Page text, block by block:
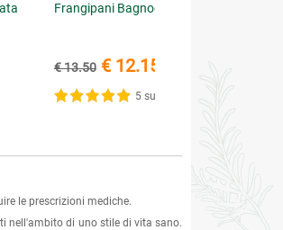
Frangipani Bagnogel
€ 13.50 € 12.15
5 su 5
le prescrizioni mediche.
nell'ambito di uno stile di vita sano.